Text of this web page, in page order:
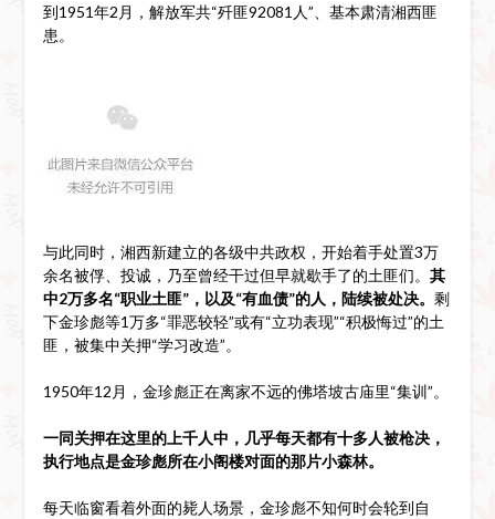
到1951年2月，解放军共“歼匪92081人”、基本肃清湘西匪
患。
与此同时，湘西新建立的各级中共政权，开始着手处置3万
余名被俘、投诚，乃至曾经干过但早就歇手了的土匪们。 其
中2万多名“职业土匪”，以及“有血债”的人，陆续被处决。 剩
下金珍彪等1万多“罪恶较轻”或有“立功表现”“积极悔过”的土
匪，被集中关押“学习改造”。
1950年12月，金珍彪正在离家不远的佛塔坡古庙里“集训”。
一同关押在这里的上千人中，几乎每天都有十多人被枪决，
执行地点是金珍彪所在小阁楼对面的那片小森林。
每天临窗看着外面的毙人场景，金珍彪不知何时会轮到自